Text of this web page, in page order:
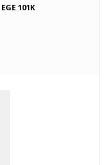
101K